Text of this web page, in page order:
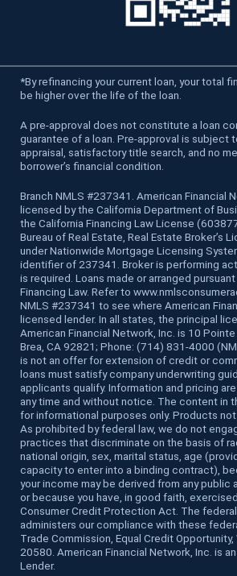
*By refinancing your current loan, your total
be higher over the life of the loan.
A pre-approval does not constitute a loan
guarantee of a loan. Pre-approval is subject
appraisal, satisfactory title search, and no
borrower’s financial condition.
Branch NMLS #237341. American Financial
licensed by the California Department of
the California Financing Law License
Bureau of Real Estate, Real Estate Broker’s
under Nationwide Mortgage Licensing
identifier of 237341. Broker is performing
is required. Loans made or arranged
Financing Law. Refer to
NMLS #237341 to see where American
licensed lender. In all states, the principal
American Financial Network, Inc. is 10 Pointe
Brea, CA 92821; Phone: (714) 831-4000
is not an offer for extension of credit or
loans must satisfy company underwriting
applicants qualify. Information and pricing
any time and without notice. The content in
for informational purposes only. Products not
As prohibited by federal law, we do not
practices that discriminate on the basis of
national origin, sex, marital status, age
capacity to enter into a binding contract),
your income may be derived from any public
or because you have, in good faith,
Consumer Credit Protection Act. The
administers our compliance with these
Trade Commission, Equal Credit Opportunity,
20580. American Financial Network, Inc. is
Lender.